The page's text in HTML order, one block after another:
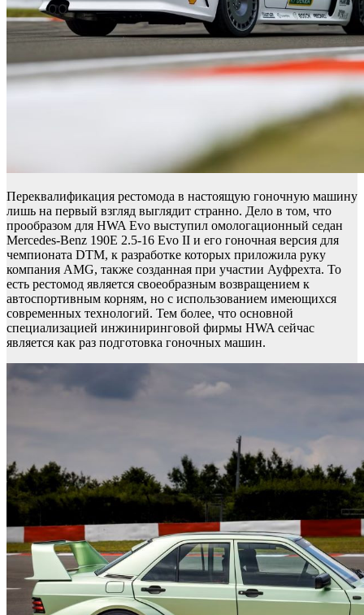
Переквалификация рестомода в настоящую гоночную машину
лишь на первый взгляд выглядит странно. Дело в том, что
прообразом для HWA Evo выступил омологационный седан
Mercedes-Benz 190E 2.5-16 Evo II и его гоночная версия для
чемпионата DTM, к разработке которых приложила руку
компания AMG, также созданная при участии Ауфрехта. То
есть рестомод является своеобразным возвращением к
автоспортивным корням, но с использованием имеющихся
современных технологий. Тем более, что основной
специализацией инжиниринговой фирмы HWA сейчас
является как раз подготовка гоночных машин.